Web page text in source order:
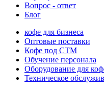
Вопрос - ответ
Блог
кофе для бизнеса
Оптовые поставки
Кофе под СТМ
Обучение персонала
Оборудование для
Техническое